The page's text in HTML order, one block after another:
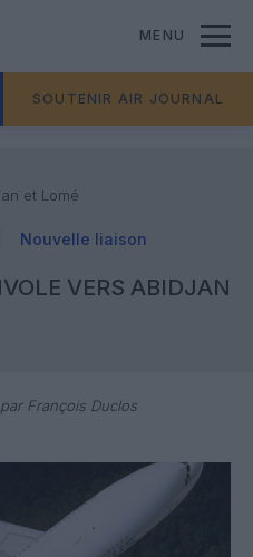
MENU
SOUTENIR AIR JOURNAL
et Lomé
Nouvelle liaison
VERS ABIDJAN
par François Duclos